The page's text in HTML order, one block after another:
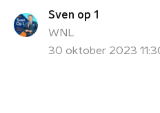
Sven op 1
WNL
30 oktober 2023